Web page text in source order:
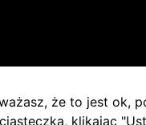
że to jest ok,
klikając